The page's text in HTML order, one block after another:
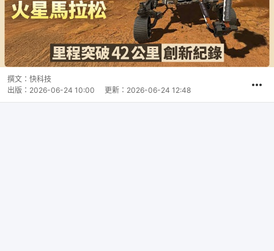
撰文： 快科技
出版： 2026-06-24 10:00 更新： 2026-06-24 12:48